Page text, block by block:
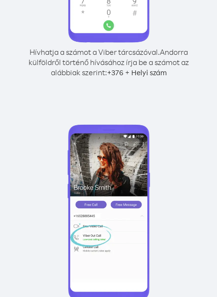
Hívhatja a számot a Viber tárcsázóval.Andorra
külföldről történő hívásához írja be a számot az
alábbiak szerint:+376 + Helyi szám